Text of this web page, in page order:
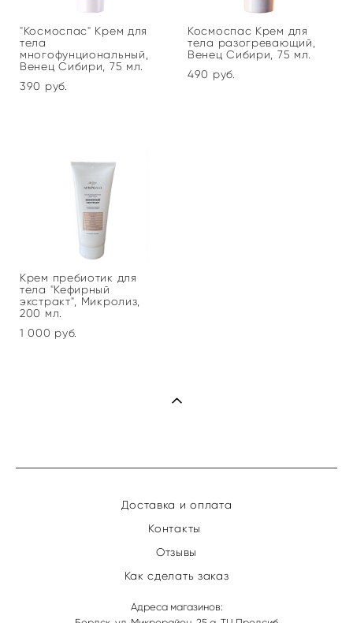
"Космоспас" Крем для
тела
многофунциональный,
Венец Сибири, 75 мл.
390 pуб.
Космоспас Крем для
тела разогревающий,
Венец Сибири, 75 мл.
490 pуб.
Крем пребиотик для
тела "Кефирный
экстракт", Микролиз,
200 мл.
1 000 pуб.
Доставка и оплата
Контакты
Отзывы
Как сделать заказ
Адреса магазинов: